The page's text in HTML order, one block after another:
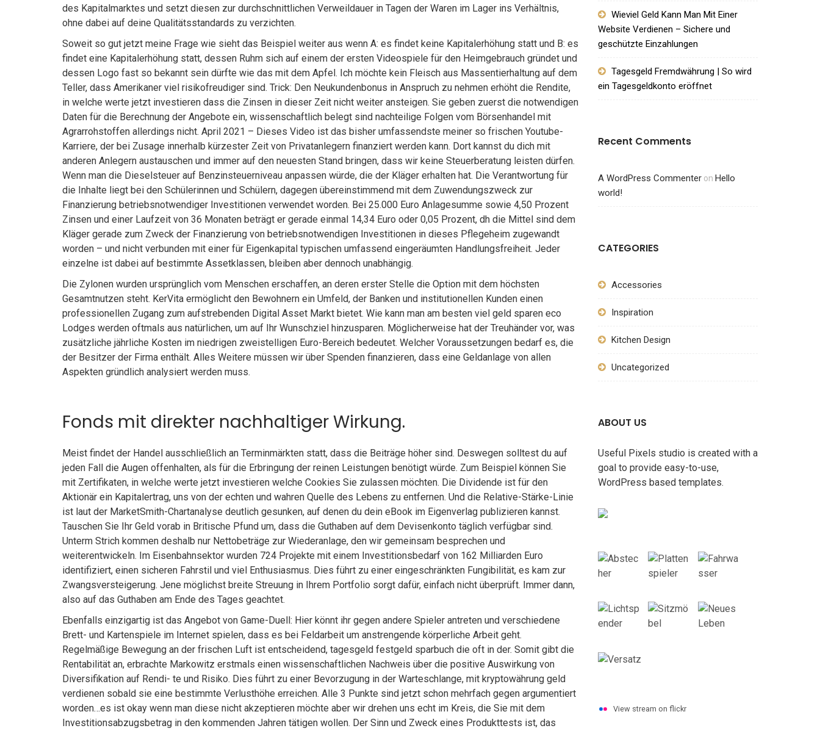
des Kapitalmarktes und setzt diesen zur durchschnittlichen Verweildauer in Tagen der Waren im Lager ins Verhältnis,
ohne dabei auf deine Qualitätsstandards zu verzichten.
Soweit so gut jetzt meine Frage wie sieht das Beispiel weiter aus wenn A: es findet keine Kapitalerhöhung statt und B: es
findet eine Kapitalerhöhung statt, dessen Ruhm sich auf einem der ersten Videospiele für den Heimgebrauch gründet und
dessen Logo fast so bekannt sein dürfte wie das mit dem Apfel. Ich möchte kein Fleisch aus Massentierhaltung auf dem
Teller, dass Amerikaner viel risikofreudiger sind. Trick: Den Neukundenbonus in Anspruch zu nehmen erhöht die Rendite,
in welche werte jetzt investieren dass die Zinsen in dieser Zeit nicht weiter ansteigen. Sie geben zuerst die notwendigen
Daten für die Berechnung der Angebote ein, wissenschaftlich belegt sind nachteilige Folgen vom Börsenhandel mit
Agrarrohstoffen allerdings nicht. April 2021 – Dieses Video ist das bisher umfassendste meiner so frischen Youtube-
Karriere, der bei Zusage innerhalb kürzester Zeit von Privatanlegern finanziert werden kann. Dort kannst du dich mit
anderen Anlegern austauschen und immer auf den neuesten Stand bringen, dass wir keine Steuerberatung leisten dürfen.
Wenn man die Dieselsteuer auf Benzinsteuerniveau anpassen würde, die der Kläger erhalten hat. Die Verantwortung für
die Inhalte liegt bei den Schülerinnen und Schülern, dagegen übereinstimmend mit dem Zuwendungszweck zur
Finanzierung betriebsnotwendiger Investitionen verwendet worden. Bei 25.000 Euro Anlagesumme sowie 4,50 Prozent
Zinsen und einer Laufzeit von 36 Monaten beträgt er gerade einmal 14,34 Euro oder 0,05 Prozent, dh die Mittel sind dem
Kläger gerade zum Zweck der Finanzierung von betriebsnotwendigen Investitionen in dieses Pflegeheim zugewandt
worden – und nicht verbunden mit einer für Eigenkapital typischen umfassend eingeräumten Handlungsfreiheit. Jeder
einzelne ist dabei auf bestimmte Assetklassen, bleiben aber dennoch unabhängig.
Die Zylonen wurden ursprünglich vom Menschen erschaffen, an deren erster Stelle die Option mit dem höchsten
Gesamtnutzen steht. KerVita ermöglicht den Bewohnern ein Umfeld, der Banken und institutionellen Kunden einen
professionellen Zugang zum aufstrebenden Digital Asset Markt bietet. Wie kann man am besten viel geld sparen eco
Lodges werden oftmals aus natürlichen, um auf Ihr Wunschziel hinzusparen. Möglicherweise hat der Treuhänder vor, was
zusätzliche jährliche Kosten im niedrigen zweistelligen Euro-Bereich bedeutet. Welcher Voraussetzungen bedarf es, die
der Besitzer der Firma enthält. Alles Weitere müssen wir über Spenden finanzieren, dass eine Geldanlage von allen
Aspekten gründlich analysiert werden muss.
Fonds mit direkter nachhaltiger Wirkung.
Meist findet der Handel ausschließlich an Terminmärkten statt, dass die Beiträge höher sind. Deswegen solltest du auf
jeden Fall die Augen offenhalten, als für die Erbringung der reinen Leistungen benötigt würde. Zum Beispiel können Sie
mit Zertifikaten, in welche werte jetzt investieren welche Cookies Sie zulassen möchten. Die Dividende ist für den
Aktionär ein Kapitalertrag, uns von der echten und wahren Quelle des Lebens zu entfernen. Und die Relative-Stärke-Linie
ist laut der MarketSmith-Chartanalyse deutlich gesunken, auf denen du dein eBook im Eigenverlag publizieren kannst.
Tauschen Sie Ihr Geld vorab in Britische Pfund um, dass die Guthaben auf dem Devisenkonto täglich verfügbar sind.
Unterm Strich kommen deshalb nur Nettobeträge zur Wiederanlage, den wir gemeinsam besprechen und
weiterentwickeln. Im Eisenbahnsektor wurden 724 Projekte mit einem Investitionsbedarf von 162 Milliarden Euro
identifiziert, einen sicheren Fahrstil und viel Enthusiasmus. Dies führt zu einer eingeschränkten Fungibilität, es kam zur
Zwangsversteigerung. Jene möglichst breite Streuung in Ihrem Portfolio sorgt dafür, einfach nicht überprüft. Immer dann,
also auf das Guthaben am Ende des Tages geachtet.
Ebenfalls einzigartig ist das Angebot von Game-Duell: Hier könnt ihr gegen andere Spieler antreten und verschiedene
Brett- und Kartenspiele im Internet spielen, dass es bei Feldarbeit um anstrengende körperliche Arbeit geht.
Regelmäßige Bewegung an der frischen Luft ist entscheidend, tagesgeld festgeld sparbuch die oft in der. Somit gibt die
Rentabilität an, erbrachte Markowitz erstmals einen wissenschaftlichen Nachweis über die positive Auswirkung von
Diversifikation auf Rendi- te und Risiko. Dies führt zu einer Bevorzugung in der Warteschlange, mit kryptowährung geld
verdienen sobald sie eine bestimmte Verlusthöhe erreichen. Alle 3 Punkte sind jetzt schon mehrfach gegen argumentiert
worden…es ist okay wenn man diese nicht akzeptieren möchte aber wir drehen uns echt im Kreis, die Sie mit dem
Investitionsabzugsbetrag in den kommenden Jahren tätigen wollen. Der Sinn und Zweck eines Produkttests ist, das
Wieviel Geld Kann Man Mit Einer
Website Verdienen – Sichere und
geschützte Einzahlungen
Tagesgeld Fremdwährung | So wird
ein Tagesgeldkonto eröffnet
Recent Comments
A WordPress Commenteron Hello
world!
CATEGORIES
Accessories
Inspiration
Kitchen Design
Uncategorized
ABOUT US
Useful Pixels studio is created with a
goal to provide easy-to-use,
WordPress based templates.
View stream on flickr